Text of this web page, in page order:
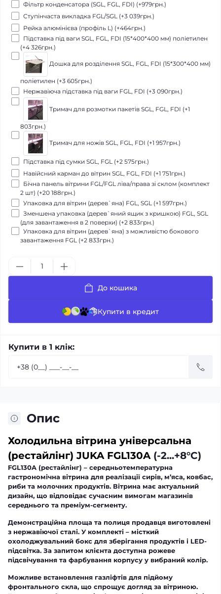
Фільтр конденсатора (SGL, FGL, FDI) (+979грн.)
Ступінчаста викладка FGL/SGL (+3 039грн.)
Рейка алюмінієва (профіль L) (+464грн.)
Підставка під ваги SGL, FGL, FDI (15*400*400 мм) поліетилен
(+4 326грн.)
Дошка для розділення SGL, FGL, FDI (15*300*400 мм)
поліетилен (+3 605грн.)
Нержавіюча підставка під ваги FGL, FDI (+3 090грн.)
Тримач для розмотки пакетів SGL, FGL, FDI (+1
803грн.)
Тримач для ножів SGL, FGL, FDI (+1 957грн.)
Підставка під сумки SGL, FGL (+2 575грн.)
Навійсний карман до вітрин SGL, FGL, FDI (+1 751грн.)
Бічна панель вітрини FGL/FGL ліва/права зі склом (комплект
2 шт) (+20 188грн.)
Упаковка для вітрин (дерев`яна) FGL, SGL (+1 597грн.)
Зменшена упаковка (дерев`яний ящик з кришкою) FGL, SGL
(для завантаження в 2 поверхи) (+2 833грн.)
Упаковка для вітрин (дерев`яна) з можливістю бокового
завантаження FGL (+2 833грн.)
До кошика
Купити в кредит
Купити в 1 клік:
Опис
Холодильна вітрина універсальна
(рестайлінг) JUKA FGL130A(-2...+8°C)
FGL130A (рестайлінг) – середньотемпературна
гастрономічна вітрина для реалізації сирів, м’яса, ковбас,
риби та молочних продуктів. Вітрина має актуальний
дизайн, що відповідає сучасним вимогам магазинів
середнього та преміум-сегменту.
Демонстраційна площа та полиця продавця виготовлені
з нержавіючої сталі. У комплекті – місткий
охолоджувальний бокс для зберігання продуктів і LED-
підсвітка. За запитом клієнта доступна рожеве
підсвічування та фарбування корпусу у вибраний колір.
Можливе встановлення газліфтів для підйому
фронтального скла, що спрощує догляд за вітриною.